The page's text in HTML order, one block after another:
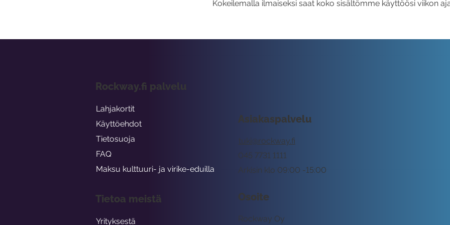
Kokeilemalla ilmaiseksi saat koko sisältömme käyttöösi viikon
Asiakaspalvelu
tuki@rockway.fi
Arkisin klo 09:00 -15:00
045 7731 1111
Osoite
Rockway Oy
Rockway.fi palvelu
Lahjakortit
Käyttöehdot
Tietosuoja
FAQ
Maksu kulttuuri- ja virike-eduilla
Tietoa meistä
Yrityksestä